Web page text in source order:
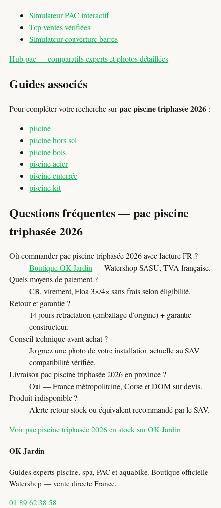
Simulateur PAC interactif
Top ventes vérifiées
Simulateur couverture barres
Hub pac — comparatifs experts et photos détaillées
Guides associés
Pour compléter votre recherche surpac piscine triphasée 2026 :
piscine
piscine hors sol
piscine bois
piscine acier
piscine enterrée
piscine kit
Questions fréquentes — pac piscine
triphasée 2026
Où commander pac piscine triphasée 2026 avec facture FR ?
Boutique OK Jardin — Watershop SASU, TVA française.
Quels moyens de paiement ?
CB, virement, Floa 3×/4× sans frais selon éligibilité.
Retour et garantie ?
14 jours rétractation (emballage d'origine) + garantie
constructeur.
Conseil technique avant achat ?
Joignez une photo de votre installation actuelle au SAV —
compatibilité vérifiée.
Livraison pac piscine triphasée 2026 en province ?
Oui — France métropolitaine, Corse et DOM sur devis.
Produit indisponible ?
Alerte retour stock ou équivalent recommandé par le SAV.
Voir pac piscine triphasée 2026 en stock sur OK Jardin
OK Jardin
Guides experts piscine, spa, PAC et aquabike. Boutique officielle
Watershop — vente directe France.
01 89 62 38 58